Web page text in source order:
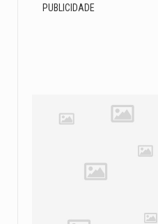
PUBLICIDADE